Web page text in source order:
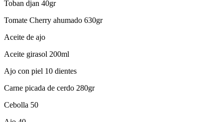
Toban djan 40gr
Tomate Cherry ahumado 630gr
Aceite de ajo
Aceite girasol 200ml
Ajo con piel 10 dientes
Carne picada de cerdo 280gr
Cebolla 50